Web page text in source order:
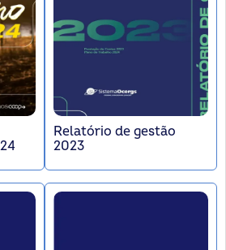
Relatório de gestão
2023